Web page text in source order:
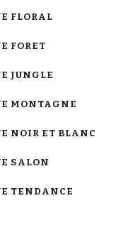
FLORAL
FORET
JUNGLE
MONTAGNE
NOIR ET BLANC
SALON
TENDANCE